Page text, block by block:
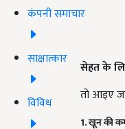
कंपनी समाचार
साक्षात्कार
विविध
सेहत के
तो आइए
1. खून की